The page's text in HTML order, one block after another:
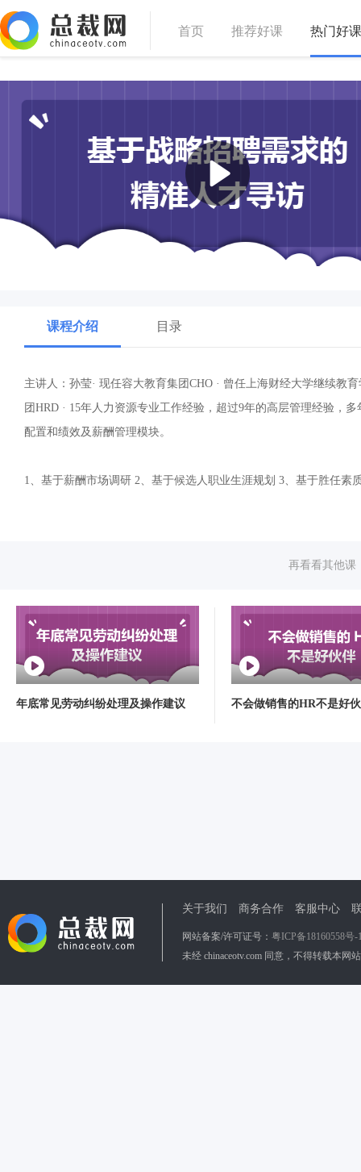
首页 推荐好课 热门好课
课程介绍 目录
主讲人：孙莹· 现任容大教育集团CHO · 曾任上海财经大学继续教
团HRD · 15年人力资源专业工作经验，超过9年的高层管理经验，
配置和绩效及薪酬管理模块。
1、基于薪酬市场调研 2、基于候选人职业生涯规划 3、基于胜任素
再看看其他课
年底常见劳动纠纷处理及操作建议 不会做销售的HR不是好
关于我们 商务合作 客服中心
网站备案/许可证号： 粤ICP备18160558号-
未经 chinaceotv.com 同意，不得转载本